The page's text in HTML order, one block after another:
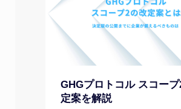
GHGプロトコル スコー
定案を解説